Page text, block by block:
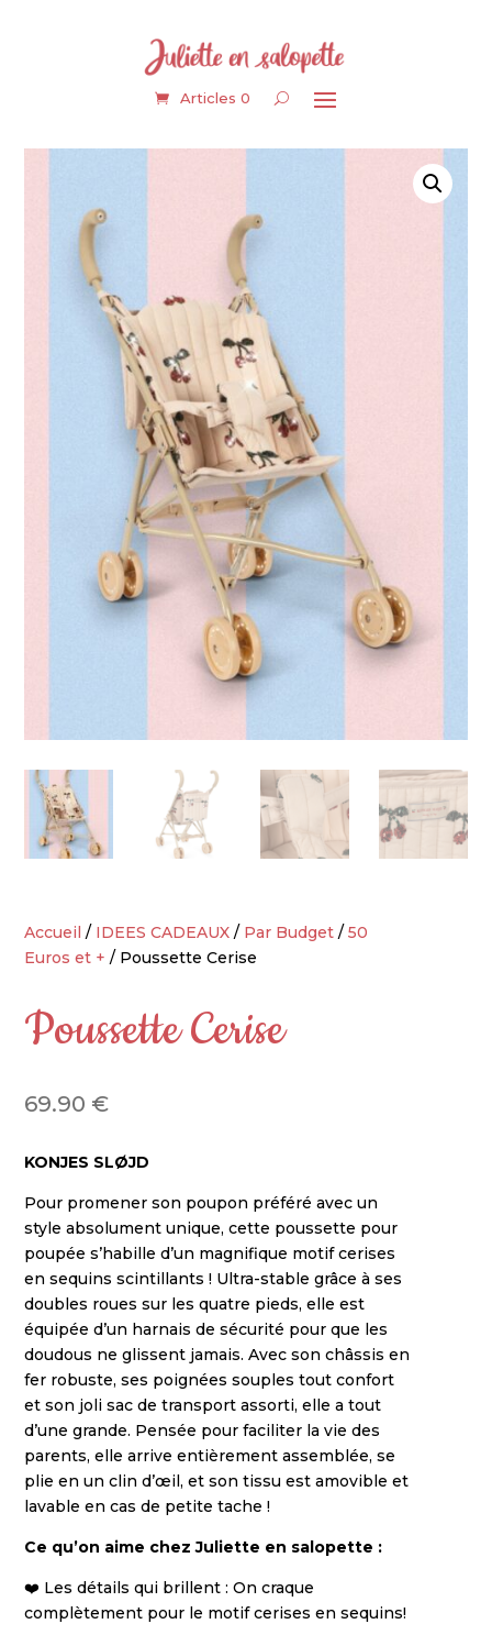
Articles 0
Accueil / IDEES CADEAUX / Par Budget /50
Euros et + / Poussette Cerise
Poussette Cerise
69.90 €
KONJES SLØJD
Pour promener son poupon préféré avec un
style absolument unique, cette poussette pour
poupée s’habille d’un magnifique motif cerises
en sequins scintillants ! Ultra-stable grâce à ses
doubles roues sur les quatre pieds, elle est
équipée d’un harnais de sécurité pour que les
doudous ne glissent jamais. Avec son châssis en
fer robuste, ses poignées souples tout confort
et son joli sac de transport assorti, elle a tout
d’une grande. Pensée pour faciliter la vie des
parents, elle arrive entièrement assemblée, se
plie en un clin d’œil, et son tissu est amovible et
lavable en cas de petite tache !
Ce qu’on aime chez Juliette en salopette :
❤️ Les détails qui brillent : On craque
complètement pour le motif cerises en sequins!